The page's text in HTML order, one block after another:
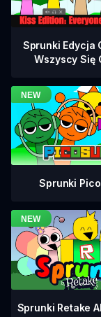
Sprunki Edycja
Wszyscy Się
Sprunki
Sprunki Retake